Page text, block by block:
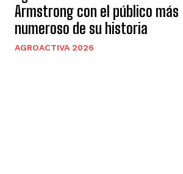
Armstrong con el público más
numeroso de su historia
AGROACTIVA 2026